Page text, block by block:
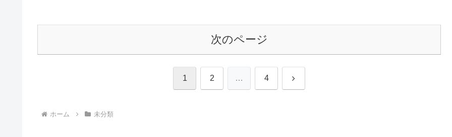
次のページ
1 2 … 4 次
ホーム 未分類